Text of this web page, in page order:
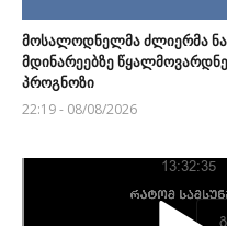
მოსალოდნელმა ძლიერმა
მდინარეებზე
პროგნოზი
22:19 - 08/08/2026